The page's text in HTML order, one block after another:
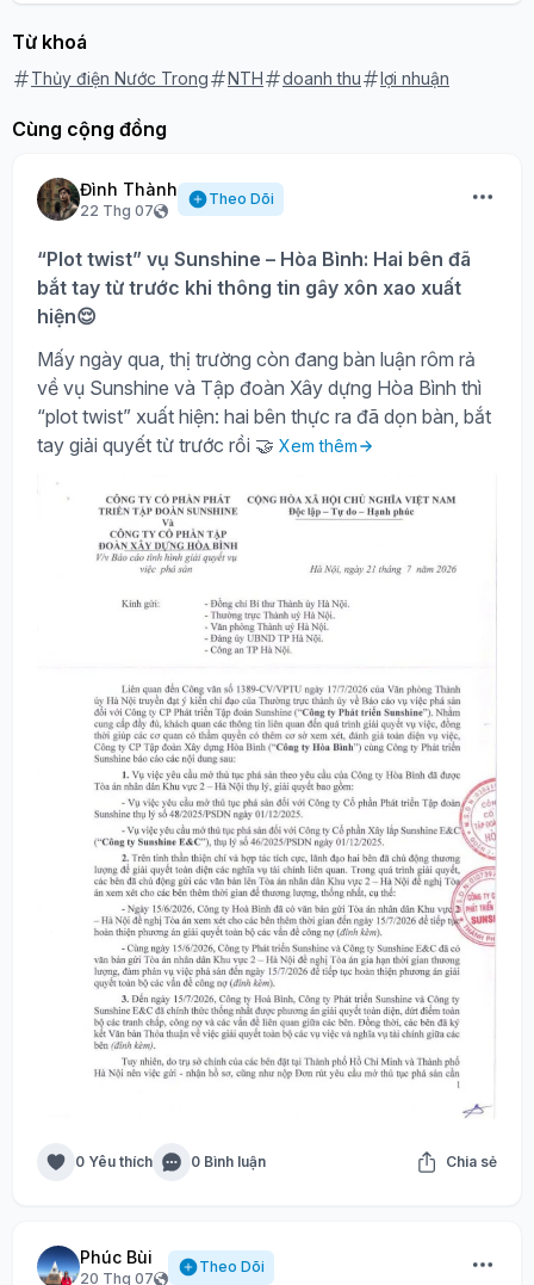
Từ khoá
Thủy điện Nước Trong NTH doanh thu lợi nhuận
Cùng cộng đồng
Đình Thành
22 Thg 07
Theo Dõi
“Plot twist” vụ Sunshine – Hòa Bình: Hai bên đã
bắt tay từ trước khi thông tin gây xôn xao xuất
hiện😌
Mấy ngày qua, thị trường còn đang bàn luận rôm rả
về vụ Sunshine và Tập đoàn Xây dựng Hòa Bình thì
“plot twist” xuất hiện: hai bên thực ra đã dọn bàn, bắt
tay giải quyết từ trước rồi 🤝 Xem thêm
0 Yêu thích 0 Bình luận Chia sẻ
Phúc Bùi
20 Thg 07
Theo Dõi